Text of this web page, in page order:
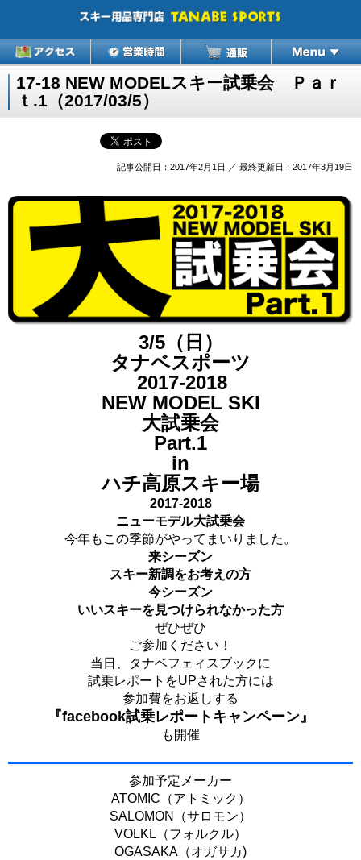
17-18 NEW MODELスキー試乗会 Ｐａｒ
ｔ.1（2017/03/5）
記事公開日：2017年2月1日 ／ 最終更新日：2017年3月19日
3/5（日）
タナベスポーツ
2017-2018
NEW MODEL SKI
大試乗会
Part.1
in
ハチ高原スキー場
2017-2018
ニューモデル大試乗会
今年もこの季節がやってまいりました。
来シーズン
スキー新調をお考えの方
今シーズン
いいスキーを見つけられなかった方
ぜひぜひ
ご参加ください！
当日、タナベフェィスブックに
試乗レポートをUPされた方には
参加費をお返しする
『facebook試乗レポートキャンペーン』
も開催
参加予定メーカー
ATOMIC（アトミック）
SALOMON（サロモン）
VOLKL（フォルクル）
OGASAKA（オガサカ)